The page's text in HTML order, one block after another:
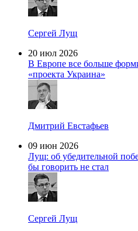
Сергей Лущ
20 июл 2026
В Европе все больше
«проекта Украина»
Дмитрий Евстафьев
09 июн 2026
Лущ: об убедительной
бы говорить не стал
Сергей Лущ